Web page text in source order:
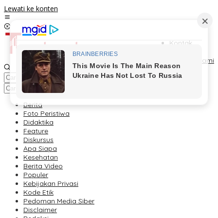
Lewati ke konten
Kontak
Tentang Kami
Berita
Foto Peristiwa
Didaktika
Feature
Diskursus
Apa Siapa
Kesehatan
Berita Video
Populer
Kebijakan Privasi
Kode Etik
Pedoman Media Siber
Disclaimer